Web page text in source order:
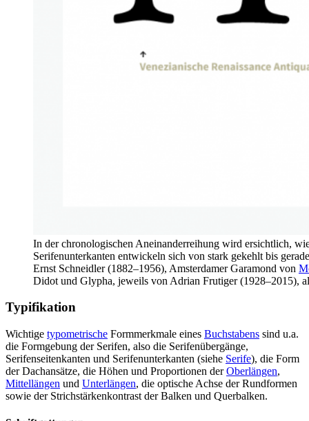
In der chronologischen Aneinanderreihung wird ersichtlich,
Serifenunterkanten entwickeln sich von stark gekehlt bis
Ernst Schneidler (1882–1956), Amsterdamer Garamond von
Didot und Glypha, jeweils von Adrian Frutiger (1928–2015),
Typifikation
Wichtige typometrische Formmerkmale eines Buchstabens sind u.a.
die Formgebung der Serifen, also die Serifenübergänge,
Serifenseitenkanten und Serifenunterkanten (siehe Serife), die Form
der Dachansätze, die Höhen und Proportionen derOberlängen,
Mittellängen und Unterlängen, die optische Achse der Rundformen
sowie der Strichstärkenkontrast der Balken und Querbalken.